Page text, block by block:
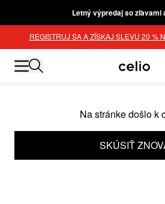
Letný výpredaj so zľavami
REGISTRUJ SA A ZÍSKAJ SLEVU 20 %
Na stránke došlo k
SKÚSIŤ